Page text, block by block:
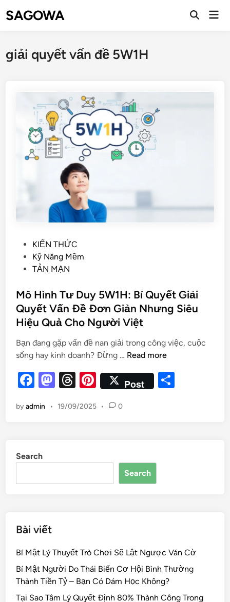
SAGOWA
giải quyết vấn đề 5W1H
KIẾN THỨC
Kỹ Năng Mềm
TẢN MẠN
Mô Hình Tư Duy 5W1H: Bí Quyết Giải
Quyết Vấn Đề Đơn Giản Nhưng Siêu
Hiệu Quả Cho Người Việt
Bạn đang gặp vấn đề nan giải trong công việc, cuộc
sống hay kinh doanh? Đừng … Read more
F
c
o
o
M
to
n
T
e
s
Pi
er
Post
byadmin • 19/09/2025 • 0
Search
Search
Bài viết
Bí Mật Lý Thuyết Trò Chơi Sẽ Lật Ngược Ván Cờ
Bí Mật Người Do Thái Biến Cơ Hội Bình Thường
Thành Tiền Tỷ – Bạn Có Dám Học Không?
Tại Sao Tâm Lý Quyết Định 80% Thành Công Trong